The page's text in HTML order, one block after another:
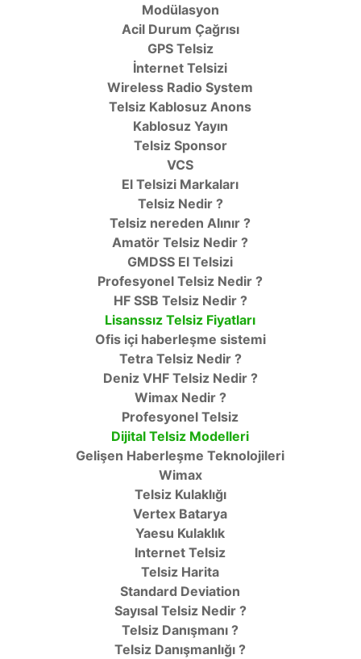
Modülasyon
Acil Durum Çağrısı
GPS Telsiz
İnternet Telsizi
Wireless Radio System
Telsiz Kablosuz Anons
Kablosuz Yayın
Telsiz Sponsor
VCS
El Telsizi Markaları
Telsiz Nedir ?
Telsiz nereden Alınır ?
Amatör Telsiz Nedir ?
GMDSS El Telsizi
Profesyonel Telsiz Nedir ?
HF SSB Telsiz Nedir ?
Lisanssız Telsiz Fiyatları
Ofis içi haberleşme sistemi
Tetra Telsiz Nedir ?
Deniz VHF Telsiz Nedir ?
Wimax Nedir ?
Profesyonel Telsiz
Dijital Telsiz Modelleri
Gelişen Haberleşme Teknolojileri
Wimax
Telsiz Kulaklığı
Vertex Batarya
Yaesu Kulaklık
Internet Telsiz
Telsiz Harita
Standard Deviation
Sayısal Telsiz Nedir ?
Telsiz Danışmanı ?
Telsiz Danışmanlığı ?